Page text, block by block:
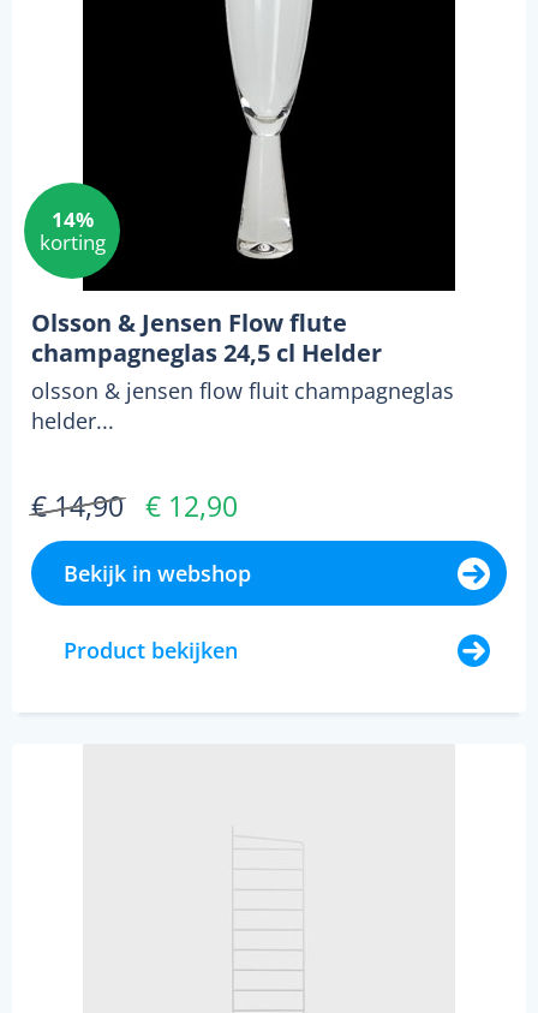
14%
korting
Olsson & Jensen Flow flute
champagneglas 24,5 cl Helder
olsson & jensen flow fluit champagneglas
helder...
€ 14,90 € 12,90
Bekijk in webshop
Product bekijken